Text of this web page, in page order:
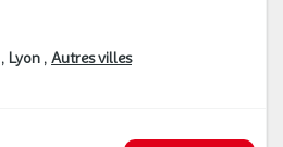
Lyon Autres villes